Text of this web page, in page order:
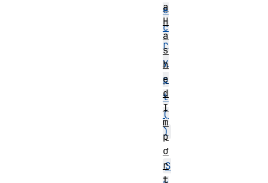
e
c
r
y
p
t
(
)
・
S
a
H
a
s
h
e
d
I
m
p
o
r
t